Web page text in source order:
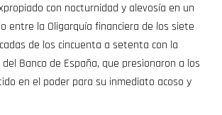
con nocturnidad y alevosía en un
entre la Oligarquía financiera de los siete
de los cincuenta a setenta con la
Banco de España, que presionaron a los
en el poder para su inmediato acoso y